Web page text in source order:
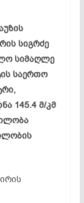
სიგრძე
სიმაღლე
საერთო
145.4 მ/კმ